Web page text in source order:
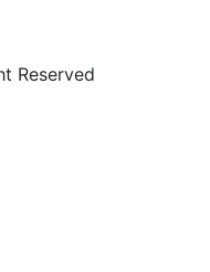
Reserved